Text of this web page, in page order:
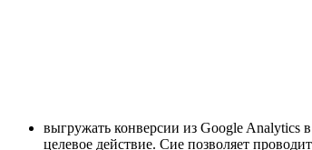
выгружать конверсии из Google Analytics
целевое действие. Сие позволяет